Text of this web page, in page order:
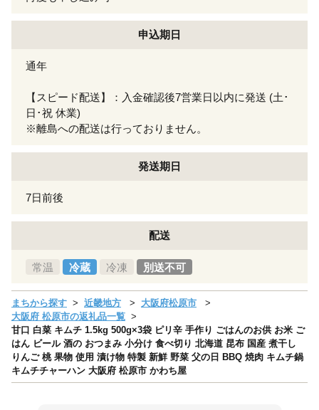
申込期日
通年
【スピード配送】：入金確認後7営業日以内に発送 (土･
日･祝 休業)
※離島への配送は行っておりません。
発送期日
7日前後
配送
常温 冷蔵 冷凍 別送不可
まちから探す 近畿地方
大阪府松原市
大阪府 松原市の返礼品一覧
甘口 白菜 キムチ 1.5kg 500g×3袋 ピリ辛 手作り ごはんのお供 お米 ご
はん ビール 酒の おつまみ 小分け 食べ切り 北海道 昆布 国産 煮干し
りんご 桃 果物 使用 漬け物 特製 新鮮 野菜 父の日 BBQ 焼肉 キムチ鍋
キムチチャーハン 大阪府 松原市 かわち屋